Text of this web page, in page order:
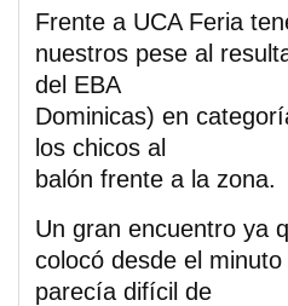
Frente a UCA Feria
nuestros pese al
del EBA
Dominicas) en
los chicos al
balón frente a la zona.
Un gran encuentro ya
colocó desde el
parecía difícil de